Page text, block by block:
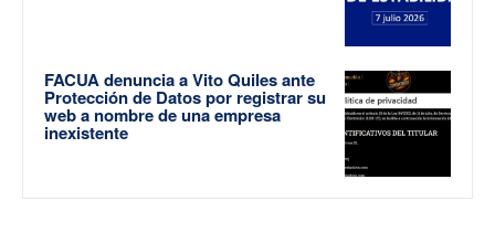
FACUA denuncia a Vito Quiles ante
Protección de Datos por registrar su
web a nombre de una empresa
inexistente